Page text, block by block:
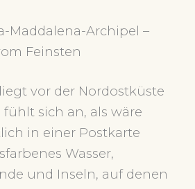
Maddalena-Archipel –
Feinsten
liegt vor der Nordostküste
sich an, als wäre
in einer Postkarte
Wasser,
und Inseln, auf denen